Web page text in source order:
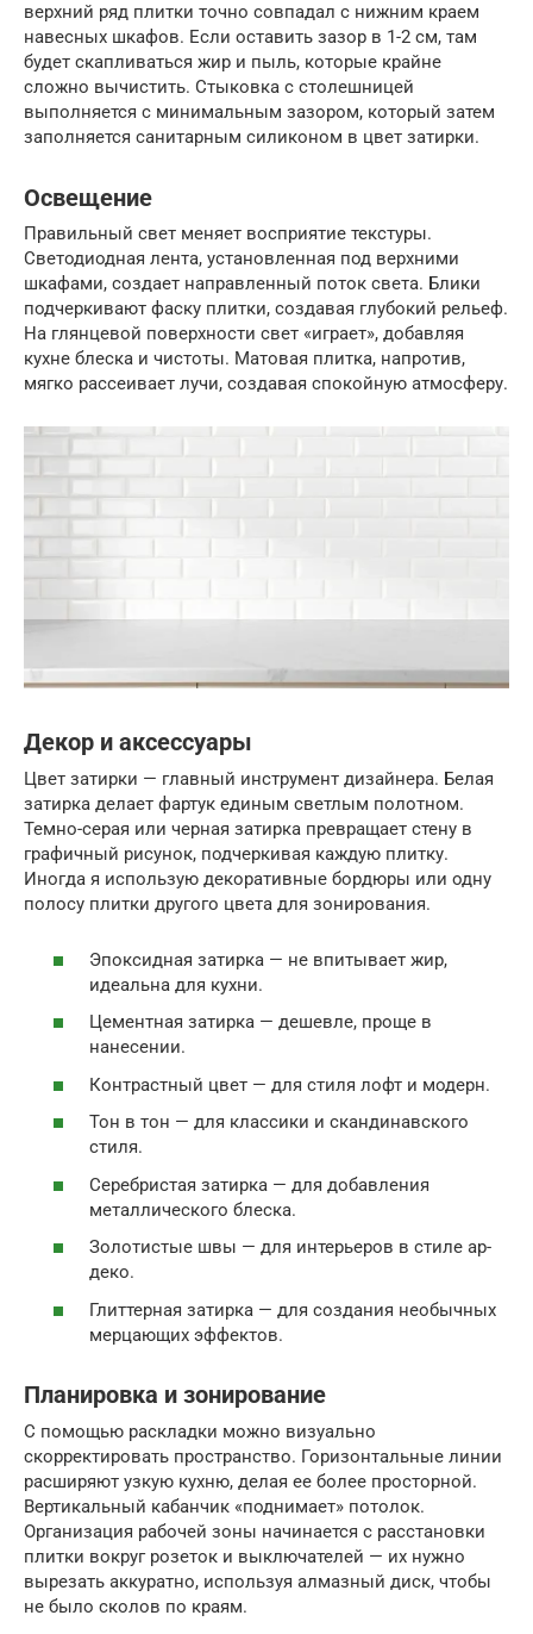
верхний ряд плитки точно совпадал с нижним краем
навесных шкафов. Если оставить зазор в 1-2 см, там
будет скапливаться жир и пыль, которые крайне
сложно вычистить. Стыковка с столешницей
выполняется с минимальным зазором, который затем
заполняется санитарным силиконом в цвет затирки.
Освещение
Правильный свет меняет восприятие текстуры.
Светодиодная лента, установленная под верхними
шкафами, создает направленный поток света. Блики
подчеркивают фаску плитки, создавая глубокий рельеф.
На глянцевой поверхности свет «играет», добавляя
кухне блеска и чистоты. Матовая плитка, напротив,
мягко рассеивает лучи, создавая спокойную атмосферу.
Декор и аксессуары
Цвет затирки — главный инструмент дизайнера. Белая
затирка делает фартук единым светлым полотном.
Темно-серая или черная затирка превращает стену в
графичный рисунок, подчеркивая каждую плитку.
Иногда я использую декоративные бордюры или одну
полосу плитки другого цвета для зонирования.
Эпоксидная затирка — не впитывает жир,
идеальна для кухни.
Цементная затирка — дешевле, проще в
нанесении.
Контрастный цвет — для стиля лофт и модерн.
Тон в тон — для классики и скандинавского
стиля.
Серебристая затирка — для добавления
металлического блеска.
Золотистые швы — для интерьеров в стиле ар-
деко.
Глиттерная затирка — для создания необычных
мерцающих эффектов.
Планировка и зонирование
С помощью раскладки можно визуально
скорректировать пространство. Горизонтальные линии
расширяют узкую кухню, делая ее более просторной.
Вертикальный кабанчик «поднимает» потолок.
Организация рабочей зоны начинается с расстановки
плитки вокруг розеток и выключателей — их нужно
вырезать аккуратно, используя алмазный диск, чтобы
не было сколов по краям.